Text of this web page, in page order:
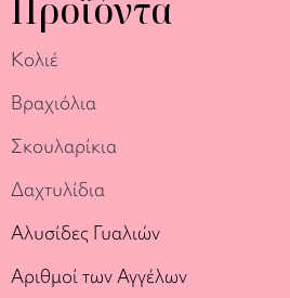
Προϊόντα
Κολιέ
Βραχιόλια
Σκουλαρίκια
Δαχτυλίδια
Αλυσίδες Γυαλιών
Αριθμοί των Αγγέλων